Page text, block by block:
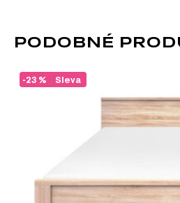
PODOBNÉ
Sleva
-23 %